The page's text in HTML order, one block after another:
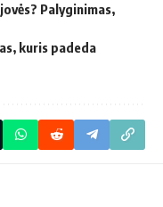
Palyginimas,
kuris padeda